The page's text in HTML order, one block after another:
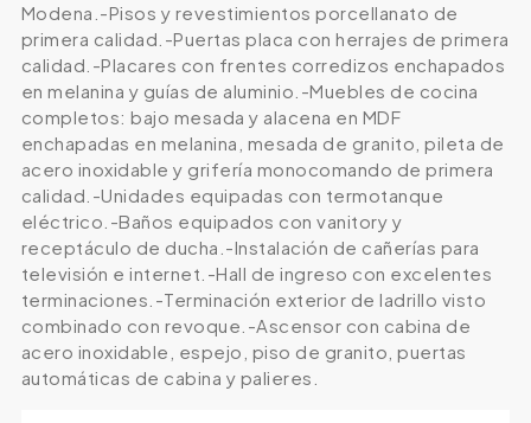
Modena.-Pisos y revestimientos porcellanato de
primera calidad.-Puertas placa con herrajes de primera
calidad.-Placares con frentes corredizos enchapados
en melanina y guías de aluminio.-Muebles de cocina
completos: bajo mesada y alacena en MDF
enchapadas en melanina, mesada de granito, pileta de
acero inoxidable y grifería monocomando de primera
calidad.-Unidades equipadas con termotanque
eléctrico.-Baños equipados con vanitory y
receptáculo de ducha.-Instalación de cañerías para
televisión e internet.-Hall de ingreso con excelentes
terminaciones.-Terminación exterior de ladrillo visto
combinado con revoque.-Ascensor con cabina de
acero inoxidable, espejo, piso de granito, puertas
automáticas de cabina y palieres.